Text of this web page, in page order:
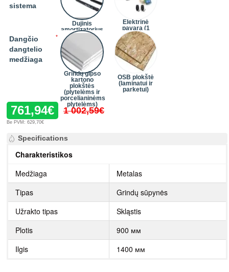
761,94€ 1 002,59€
Be PVM: 629,70€
sistema
Dujinis
amortizatorius
(4 vnt.)
Elektrinė
pavara (1
komplektas)
(+242,00€)
Dangčio
dangtelio
medžiaga
Grindų gipso
kartono
plokštės
(plytelėms ir
porcelianinėms
plytelėms)
OSB plokštė
(laminatui ir
parketui)
Specifications
Charakteristikos
Medžiaga
Metalas
Tipas
Grindų sūpynės
Užrakto tipas
Skląstis
Plotis
900 мм
Ilgis
1400 мм